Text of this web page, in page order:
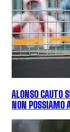
ALONSO CAUTO
NON POSSIAMO